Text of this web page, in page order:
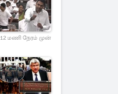
12 மணி நேரம் முன்